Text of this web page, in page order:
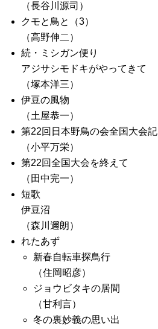
（長谷川源司）
クモと鳥と（3）
（高野伸二）
続・ミシガン便り
アジサシモドキがやってきて
（塚本洋三）
伊豆の風物
（土屋恭一）
第22回日本野鳥の会全国大会記
（小平万栄）
第22回全国大会を終えて
（田中完一）
短歌
伊豆沼
（森川邇朗）
れたあず
新春自転車探鳥行
（住岡昭彦）
ジョウビタキの居間
（甘利言）
冬の裏妙義の思い出